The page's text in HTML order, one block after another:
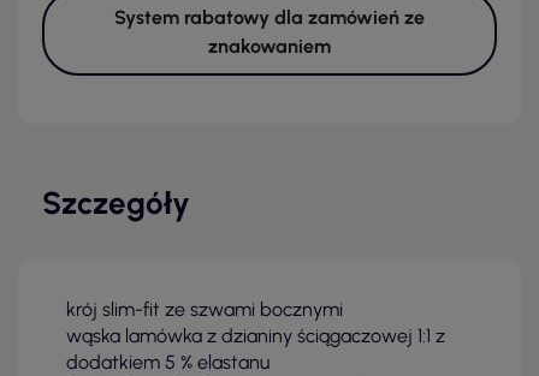
System rabatowy dla zamówień ze
znakowaniem
Szczegóły
krój slim-fit ze szwami bocznymi
wąska lamówka z dzianiny ściągaczowej 1:1 z
dodatkiem 5 % elastanu